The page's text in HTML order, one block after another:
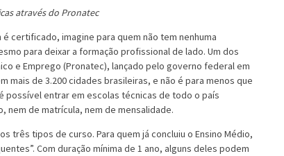
através do Pronatec
certificado, imagine para quem não tem nenhuma
para deixar a formação profissional de lado. Um dos
e Emprego (Pronatec), lançado pelo governo federal em
mais de 3.200 cidades brasileiras, e não é para menos que
entrar em escolas técnicas de todo o país
nem de matrícula, nem de mensalidade.
tipos de curso. Para quem já concluiu o Ensino Médio,
Com duração mínima de 1 ano, alguns deles podem